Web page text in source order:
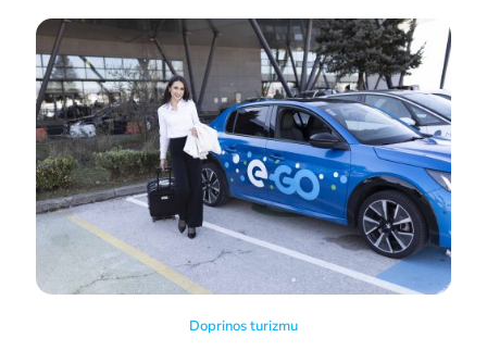
Doprinos turizmu